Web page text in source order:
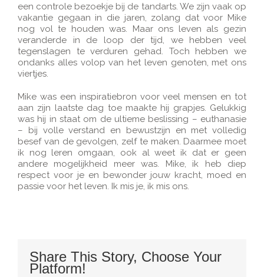
een controle bezoekje bij de tandarts. We zijn vaak op
vakantie gegaan in die jaren, zolang dat voor Mike
nog vol te houden was. Maar ons leven als gezin
veranderde in de loop der tijd, we hebben veel
tegenslagen te verduren gehad. Toch hebben we
ondanks alles volop van het leven genoten, met ons
viertjes.
Mike was een inspiratiebron voor veel mensen en tot
aan zijn laatste dag toe maakte hij grapjes. Gelukkig
was hij in staat om de ultieme beslissing – euthanasie
– bij volle verstand en bewustzijn en met volledig
besef van de gevolgen, zelf te maken. Daarmee moet
ik nog leren omgaan, ook al weet ik dat er geen
andere mogelijkheid meer was. Mike, ik heb diep
respect voor je en bewonder jouw kracht, moed en
passie voor het leven. Ik mis je, ik mis ons.
Share This Story, Choose Your
Platform!